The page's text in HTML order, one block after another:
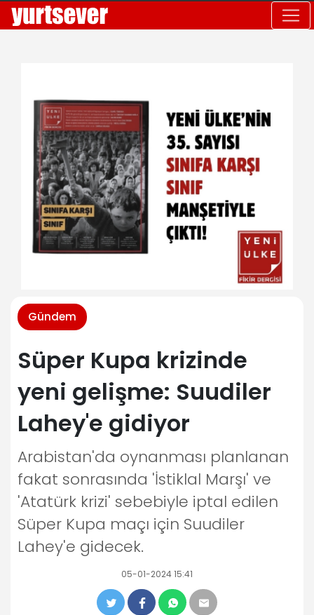
Gündem
Süper Kupa krizinde
yeni gelişme: Suudiler
Lahey'e gidiyor
Arabistan'da oynanması planlanan
fakat sonrasında 'İstiklal Marşı' ve
'Atatürk krizi' sebebiyle iptal edilen
Süper Kupa maçı için Suudiler
Lahey'e gidecek.
05-01-2024 15:41